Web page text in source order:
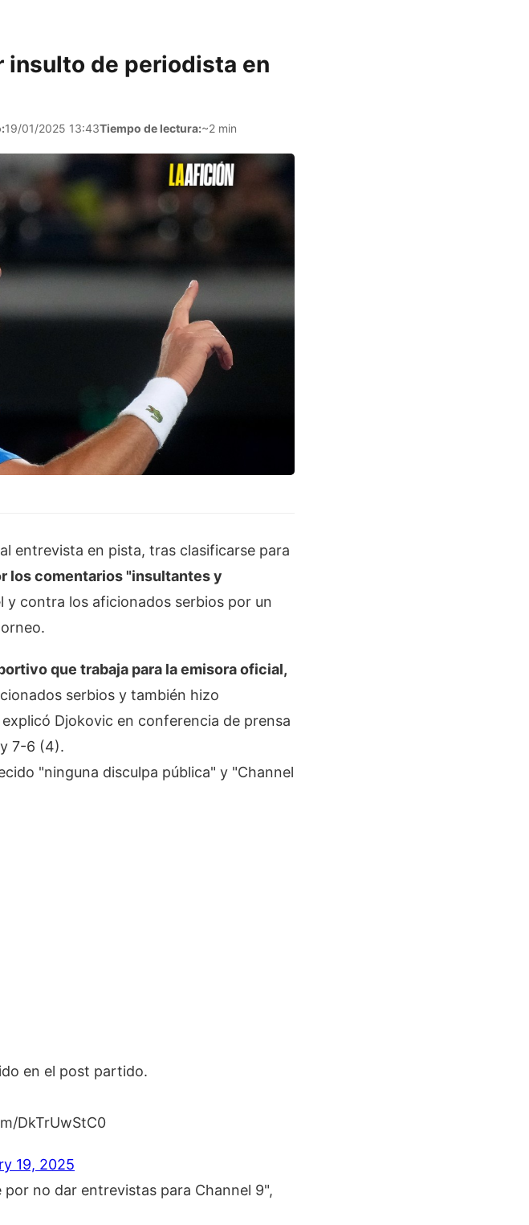
insulto de periodista en
19/01/2025 13:43Tiempo de lectura:~2 min
entrevista en pista, tras clasificarse para
los comentarios "insultantes y
y contra los aficionados serbios por un
.
que trabaja para la emisora oficial,
serbios y también hizo
Djokovic en conferencia de prensa
7-6 (4).
"ninguna disculpa pública" y "Channel
en el post partido.
DkTrUwStC0
19, 2025
por no dar entrevistas para Channel 9",